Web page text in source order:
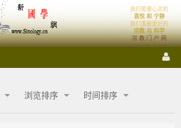
我们需要心灵的
喜悦 和 宁静
我们需要更好的
宗教 与 科学
宗 教 门 户 网
各大宗教 宗教艺术 宗教影音
浏览排序 时间排序